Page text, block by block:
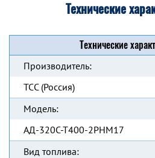
Технические
Технические
Производитель:
ТСС (Россия)
Модель:
АД-320С-Т400-2РНМ17
Вид топлива: